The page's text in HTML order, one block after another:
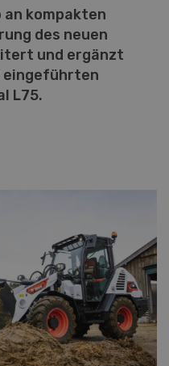
kompakten
des neuen
und ergänzt
eingeführten
L75.